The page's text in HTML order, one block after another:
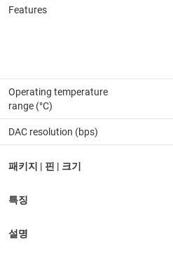
Features
Operating temperature
range (°C)
DAC resolution (bps)